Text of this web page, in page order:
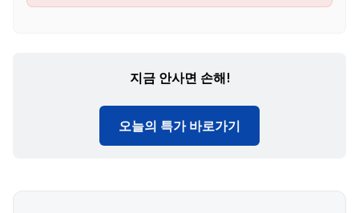
지금 안사면 손해!
오늘의 특가 바로가기